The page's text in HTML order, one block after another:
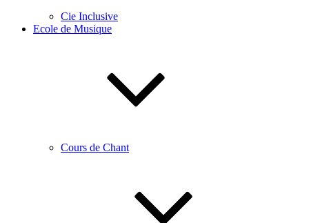
Cie Inclusive
Ecole de Musique
Cours de Chant